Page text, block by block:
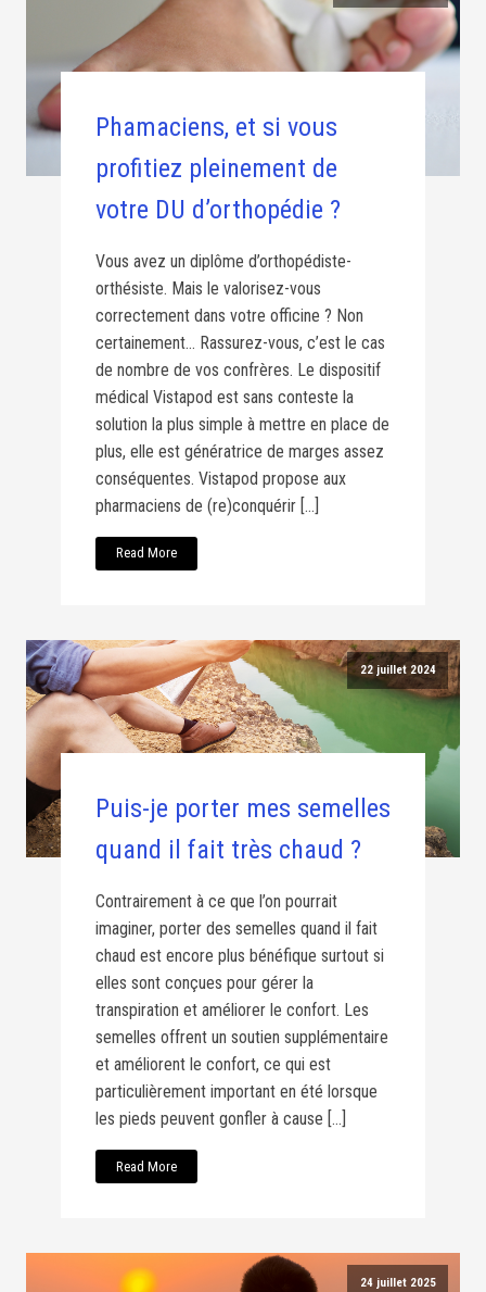
Phamaciens, et si vous
profitiez pleinement de
votre DU d’orthopédie ?
Vous avez un diplôme d’orthopédiste-
orthésiste. Mais le valorisez-vous
correctement dans votre officine ? Non
certainement… Rassurez-vous, c’est le cas
de nombre de vos confrères. Le dispositif
médical Vistapod est sans conteste la
solution la plus simple à mettre en place de
plus, elle est génératrice de marges assez
conséquentes. Vistapod propose aux
pharmaciens de (re)conquérir […]
Read More
22 juillet 2024
Puis-je porter mes semelles
quand il fait très chaud ?
Contrairement à ce que l’on pourrait
imaginer, porter des semelles quand il fait
chaud est encore plus bénéfique surtout si
elles sont conçues pour gérer la
transpiration et améliorer le confort. Les
semelles offrent un soutien supplémentaire
et améliorent le confort, ce qui est
particulièrement important en été lorsque
les pieds peuvent gonfler à cause […]
Read More
24 juillet 2025